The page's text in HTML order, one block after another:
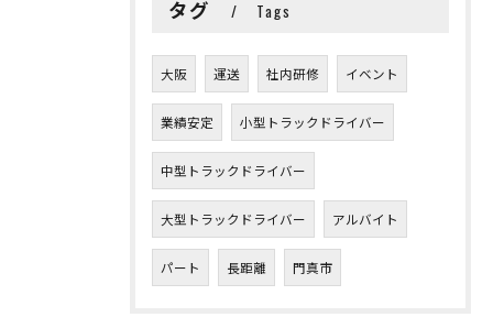
タグ Tags
大阪 運送 社内研修 イベント
業績安定 小型トラックドライバー
中型トラックドライバー
大型トラックドライバー アルバイト
パート 長距離 門真市